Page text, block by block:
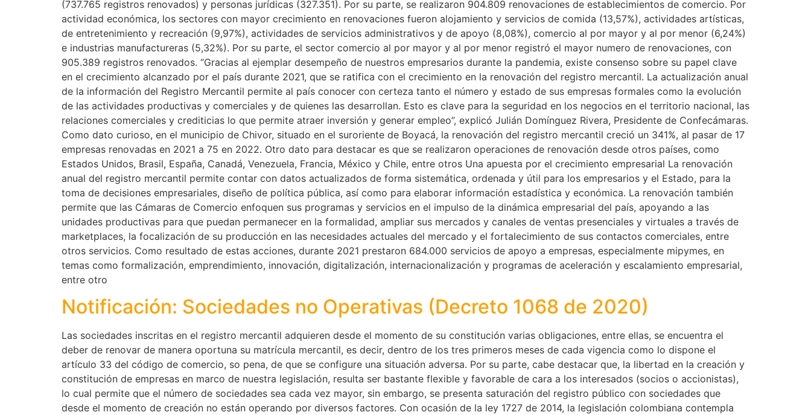
(737.765 registros renovados) y personas jurídicas (327.351). Por su parte, se realizaron 904.809 renovaciones de establecimientos de comercio. Por
actividad económica, los sectores con mayor crecimiento en renovaciones fueron alojamiento y servicios de comida (13,57%), actividades artísticas,
de entretenimiento y recreación (9,97%), actividades de servicios administrativos y de apoyo (8,08%), comercio al por mayor y al por menor (6,24%)
e industrias manufactureras (5,32%). Por su parte, el sector comercio al por mayor y al por menor registró el mayor numero de renovaciones, con
905.389 registros renovados. “Gracias al ejemplar desempeño de nuestros empresarios durante la pandemia, existe consenso sobre su papel clave
en el crecimiento alcanzado por el país durante 2021, que se ratifica con el crecimiento en la renovación del registro mercantil. La actualización anual
de la información del Registro Mercantil permite al país conocer con certeza tanto el número y estado de sus empresas formales como la evolución
de las actividades productivas y comerciales y de quienes las desarrollan. Esto es clave para la seguridad en los negocios en el territorio nacional, las
relaciones comerciales y crediticias lo que permite atraer inversión y generar empleo”, explicó Julián Domínguez Rivera, Presidente de Confecámaras.
Como dato curioso, en el municipio de Chivor, situado en el suroriente de Boyacá, la renovación del registro mercantil creció un 341%, al pasar de 17
empresas renovadas en 2021 a 75 en 2022. Otro dato para destacar es que se realizaron operaciones de renovación desde otros países, como
Estados Unidos, Brasil, España, Canadá, Venezuela, Francia, México y Chile, entre otros Una apuesta por el crecimiento empresarial La renovación
anual del registro mercantil permite contar con datos actualizados de forma sistemática, ordenada y útil para los empresarios y el Estado, para la
toma de decisiones empresariales, diseño de política pública, así como para elaborar información estadística y económica. La renovación también
permite que las Cámaras de Comercio enfoquen sus programas y servicios en el impulso de la dinámica empresarial del país, apoyando a las
unidades productivas para que puedan permanecer en la formalidad, ampliar sus mercados y canales de ventas presenciales y virtuales a través de
marketplaces, la focalización de su producción en las necesidades actuales del mercado y el fortalecimiento de sus contactos comerciales, entre
otros servicios. Como resultado de estas acciones, durante 2021 prestaron 684.000 servicios de apoyo a empresas, especialmente mipymes, en
temas como formalización, emprendimiento, innovación, digitalización, internacionalización y programas de aceleración y escalamiento empresarial,
entre otro
Notificación: Sociedades no Operativas (Decreto 1068 de 2020)
Las sociedades inscritas en el registro mercantil adquieren desde el momento de su constitución varias obligaciones, entre ellas, se encuentra el
deber de renovar de manera oportuna su matrícula mercantil, es decir, dentro de los tres primeros meses de cada vigencia como lo dispone el
artículo 33 del código de comercio, so pena, de que se configure una situación adversa. Por su parte, cabe destacar que, la libertad en la creación y
constitución de empresas en marco de nuestra legislación, resulta ser bastante flexible y favorable de cara a los interesados (socios o accionistas),
lo cual permite que el número de sociedades sea cada vez mayor, sin embargo, se presenta saturación del registro público con sociedades que
desde el momento de creación no están operando por diversos factores. Con ocasión de la ley 1727 de 2014, la legislación colombiana contempla